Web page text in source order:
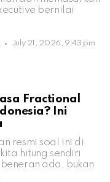
bernilai
July 21, 2026, 9:43 pm
Fractional
Ini
resmi soal ini di
hitung sendiri
ada, bukan